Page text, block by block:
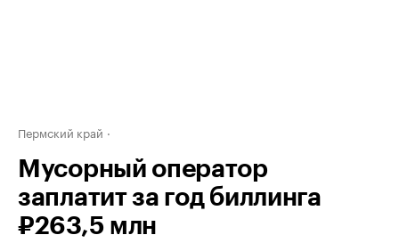
Пермский край
Мусорный оператор
заплатит за год биллинга
₽263,5 млн